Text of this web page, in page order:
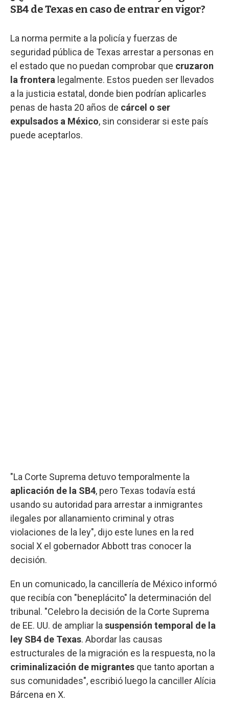
SB4 de Texas en caso de entrar en vigor?
La norma permite a la policía y fuerzas de
seguridad pública de Texas arrestar a personas en
el estado que no puedan comprobar que cruzaron
la frontera legalmente. Estos pueden ser llevados
a la justicia estatal, donde bien podrían aplicarles
penas de hasta 20 años de cárcel o ser
expulsados a México, sin considerar si este país
puede aceptarlos.
"La Corte Suprema detuvo temporalmente la
aplicación de la SB4, pero Texas todavía está
usando su autoridad para arrestar a inmigrantes
ilegales por allanamiento criminal y otras
violaciones de la ley", dijo este lunes en la red
social X el gobernador Abbott tras conocer la
decisión.
En un comunicado, la cancillería de México informó
que recibía con "beneplácito" la determinación del
tribunal. "Celebro la decisión de la Corte Suprema
de EE. UU. de ampliar la suspensión temporal de la
ley SB4 de Texas. Abordar las causas
estructurales de la migración es la respuesta, no la
criminalización de migrantes que tanto aportan a
sus comunidades", escribió luego la canciller Alícia
Bárcena en X.